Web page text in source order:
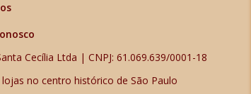
Cecília Ltda | CNPJ: 61.069.639/0001-18
lojas no centro histórico de São Paulo